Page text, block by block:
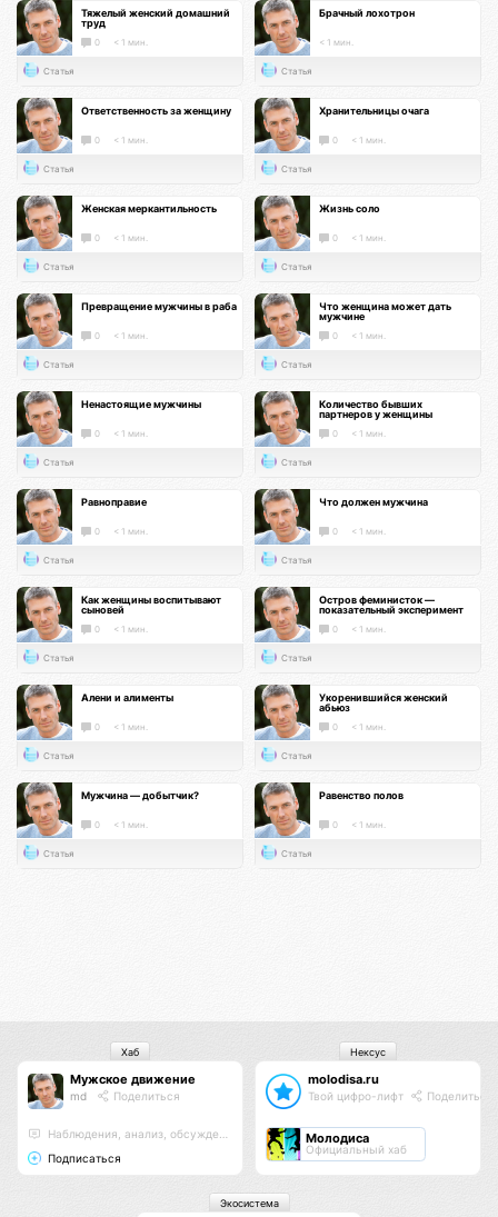
Тяжелый женский домашний
труд
0 < 1 мин.
Статья
Брачный лохотрон
< 1 мин.
Статья
Ответственность за женщину
0 < 1 мин.
Статья
Хранительницы очага
0 < 1 мин.
Статья
Женская меркантильность
0 < 1 мин.
Статья
Жизнь соло
0 < 1 мин.
Статья
Превращение мужчины в раба
0 < 1 мин.
Статья
Что женщина может дать
мужчине
0 < 1 мин.
Статья
Ненастоящие мужчины
0 < 1 мин.
Статья
Количество бывших
партнеров у женщины
0 < 1 мин.
Статья
Равноправие
0 < 1 мин.
Статья
Что должен мужчина
0 < 1 мин.
Статья
Как женщины воспитывают
сыновей
0 < 1 мин.
Статья
Остров феминисток —
показательный эксперимент
0 < 1 мин.
Статья
Алени и алименты
0 < 1 мин.
Статья
Укоренившийся женский
абьюз
0 < 1 мин.
Статья
Мужчина — добытчик?
0 < 1 мин.
Статья
Равенство полов
0 < 1 мин.
Статья
Мужское движение
md Поделиться
Наблюдения, анализ, обсуждения
Подписаться
Хаб
molodisa.ru
Твой цифро-лифт Поделиться
Молодиса
Официальный хаб
Нексус
Экосистема